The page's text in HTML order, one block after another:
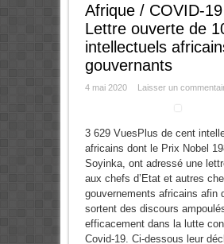
Afrique / COVID-
Lettre ouverte de
intellectuels
gouvernants
4 mai 2020 Laisser un
3 629 VuesPlus de cent
africains dont le Prix Nobel
Soyinka, ont adressé une
aux chefs d’Etat et autres
gouvernements africains afin
sortent des discours
efficacement dans la lutte
Covid-19. Ci-dessous leur